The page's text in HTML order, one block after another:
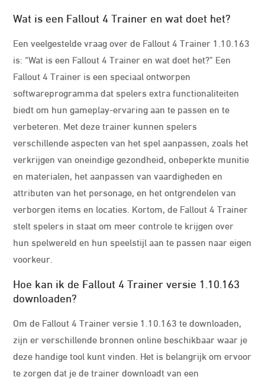
Wat is een Fallout 4 Trainer en wat doet het?
Een veelgestelde vraag over de Fallout 4 Trainer 1.10.163
is: “Wat is een Fallout 4 Trainer en wat doet het?” Een
Fallout 4 Trainer is een speciaal ontworpen
softwareprogramma dat spelers extra functionaliteiten
biedt om hun gameplay-ervaring aan te passen en te
verbeteren. Met deze trainer kunnen spelers
verschillende aspecten van het spel aanpassen, zoals het
verkrijgen van oneindige gezondheid, onbeperkte munitie
en materialen, het aanpassen van vaardigheden en
attributen van het personage, en het ontgrendelen van
verborgen items en locaties. Kortom, de Fallout 4 Trainer
stelt spelers in staat om meer controle te krijgen over
hun spelwereld en hun speelstijl aan te passen naar eigen
voorkeur.
Hoe kan ik de Fallout 4 Trainer versie 1.10.163
downloaden?
Om de Fallout 4 Trainer versie 1.10.163 te downloaden,
zijn er verschillende bronnen online beschikbaar waar je
deze handige tool kunt vinden. Het is belangrijk om ervoor
te zorgen dat je de trainer downloadt van een